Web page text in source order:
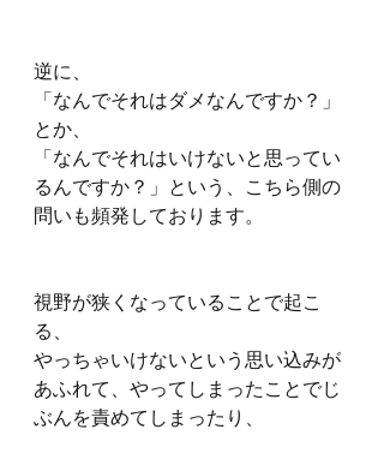
逆に、
「なんでそれはダメなんですか？」
とか、
「なんでそれはいけないと思ってい
るんですか？」という、こちら側の
問いも頻発しております。
視野が狭くなっていることで起こ
る、
やっちゃいけないという思い込みが
あふれて、やってしまったことでじ
ぶんを責めてしまったり、